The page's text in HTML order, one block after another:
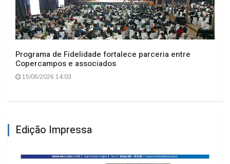
Programa de Fidelidade fortalece parceria entre
Copercampos e associados
15/06/2026 14:03
Edição Impressa